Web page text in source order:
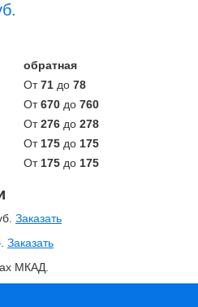
обратная
От71 до 78
От670 до 760
От276 до 278
От 175 до 175
От 175 до 175
Заказать
Заказать
МКАД.